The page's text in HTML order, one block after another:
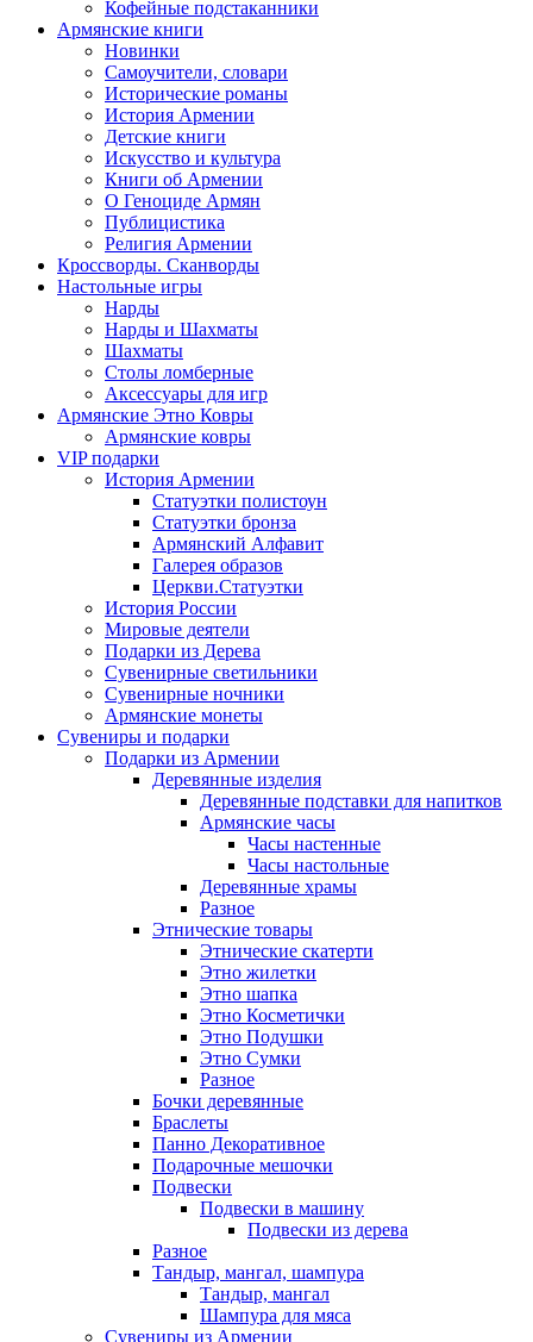
Кофейные подстаканники
Армянские книги
Новинки
Самоучители, словари
Исторические романы
История Армении
Детские книги
Иcкусство и культура
Книги об Армении
О Геноциде Армян
Публицистика
Религия Армении
Кроссворды. Сканворды
Настольные игры
Нарды
Нарды и Шахматы
Шахматы
Столы ломберные
Аксессуары для игр
Армянские Этно Ковры
Армянские ковры
VIP подарки
История Армении
Статуэтки полистоун
Статуэтки бронза
Армянский Алфавит
Галерея образов
Церкви.Статуэтки
История России
Мировые деятели
Подарки из Дерева
Сувенирные светильники
Сувенирные ночники
Армянские монеты
Сувениры и подарки
Подарки из Армении
Деревянные изделия
Деревянные подставки для напитков
Армянские часы
Часы настенные
Часы настольные
Деревянные храмы
Разное
Этнические товары
Этнические скатерти
Этно жилетки
Этно шапка
Этно Косметички
Этно Подушки
Этно Сумки
Разное
Бочки деревянные
Браслеты
Панно Декоративное
Подарочные мешочки
Подвески
Подвески в машину
Подвески из дерева
Разное
Тандыр, мангал, шампура
Тандыр, мангал
Шампура для мяса
Сувениры из Армении